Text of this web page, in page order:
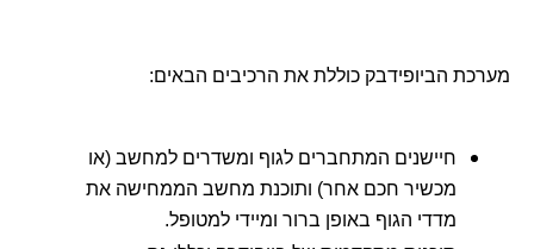
מערכת הביופידבק כוללת את הרכיבים הבאים:
חיישנים המתחברים לגוף ומשדרים למחשב (או
מכשיר חכם אחר) ותוכנת מחשב הממחישה את
מדדי הגוף באופן ברור ומיידי למטופל.